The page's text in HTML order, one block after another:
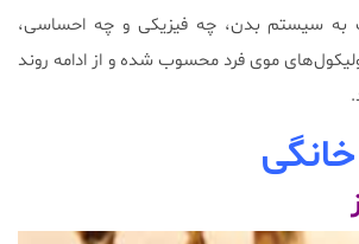
سیستم بدن، چه فیزیکی و چه احساسی،
موی فرد محسوب شده و از ادامه روند